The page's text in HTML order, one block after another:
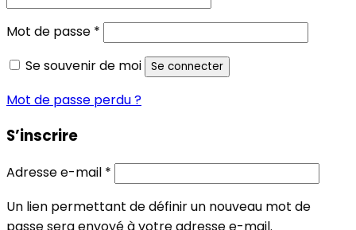
Mot de passe *
Se souvenir de moi
Se connecter
Mot de passe perdu ?
S’inscrire
Adresse e-mail *
Un lien permettant de définir un nouveau mot de